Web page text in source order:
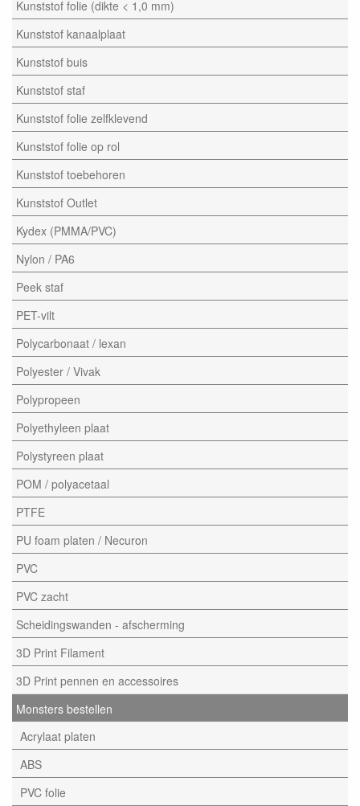
Kunststof folie (dikte < 1,0 mm)
Kunststof kanaalplaat
Kunststof buis
Kunststof staf
Kunststof folie zelfklevend
Kunststof folie op rol
Kunststof toebehoren
Kunststof Outlet
Kydex (PMMA/PVC)
Nylon / PA6
Peek staf
PET-vilt
Polycarbonaat / lexan
Polyester / Vivak
Polypropeen
Polyethyleen plaat
Polystyreen plaat
POM / polyacetaal
PTFE
PU foam platen / Necuron
PVC
PVC zacht
Scheidingswanden - afscherming
3D Print Filament
3D Print pennen en accessoires
Monsters bestellen
Acrylaat platen
ABS
PVC folie